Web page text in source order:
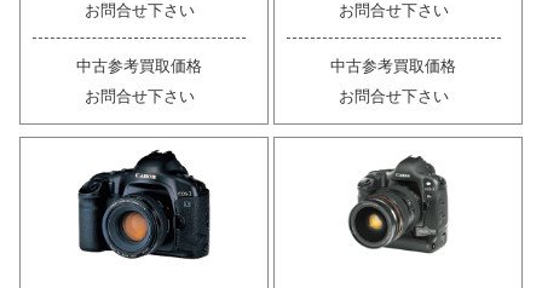
お問合せ下さい
中古参考買取価格
お問合せ下さい
お問合せ下さい
中古参考買取価格
お問合せ下さい